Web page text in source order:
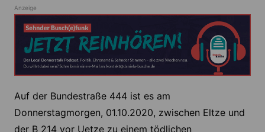
Anzeige
Auf der Bundestraße 444 ist es am
Donnerstagmorgen, 01.10.2020, zwischen Eltze und
der B 214 vor Uetze zu einem tödlichen